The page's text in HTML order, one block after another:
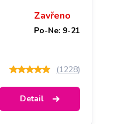
Zavřeno
Po-Ne: 9-21
(1228)
Detail